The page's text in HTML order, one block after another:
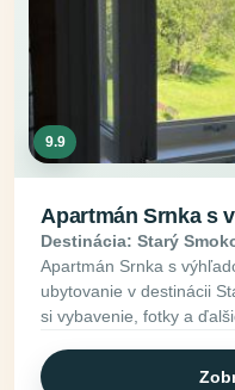
9.9
Apartmán Srnka s
Destinácia: Starý
Apartmán Srnka s
ubytovanie v destinácii
si vybavenie, fotky a